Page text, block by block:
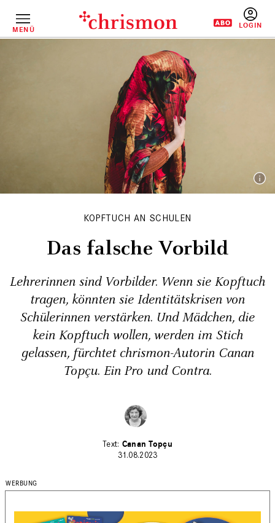
InhaltMENÜ
KOPFTUCH AN SCHULEN
Das falsche Vorbild
Lehrerinnen sind Vorbilder. Wenn sie Kopftuch
tragen, könnten sie Identitätskrisen von
Schülerinnen verstärken. Und Mädchen, die
kein Kopftuch wollen, werden im Stich
gelassen, fürchtet chrismon-Autorin Canan
Topçu. Ein Pro und Contra.
Canan Topçu
31.08.2023